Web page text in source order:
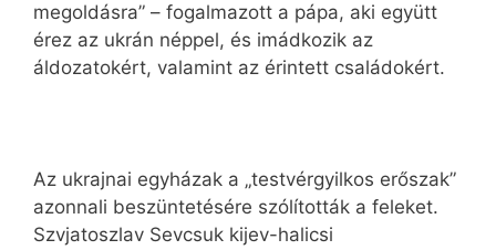
megoldásra” – fogalmazott a pápa, aki együtt
érez az ukrán néppel, és imádkozik az
áldozatokért, valamint az érintett családokért.
Az ukrajnai egyházak a „testvérgyilkos erőszak”
azonnali beszüntetésére szólították a feleket.
Szvjatoszlav Sevcsuk kijev-halicsi